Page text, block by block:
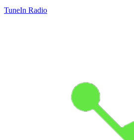
TuneIn Radio